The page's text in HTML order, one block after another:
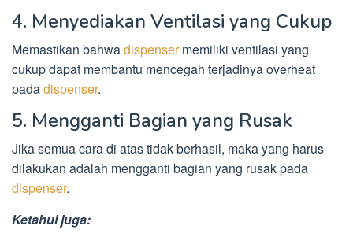
4. Menyediakan Ventilasi yang Cukup
Memastikan bahwadispensermemiliki ventilasi yang
cukup dapat membantu mencegah terjadinya overheat
padadispenser.
5. Mengganti Bagian yang Rusak
Jika semua cara di atas tidak berhasil, maka yang harus
dilakukan adalah mengganti bagian yang rusak pada
dispenser.
Ketahui juga: